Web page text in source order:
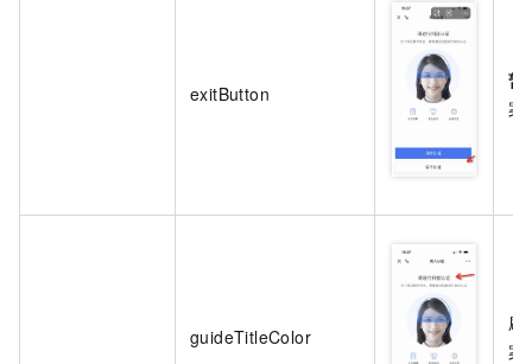
exitButton
暂
案
guideTitleColor
刷
案